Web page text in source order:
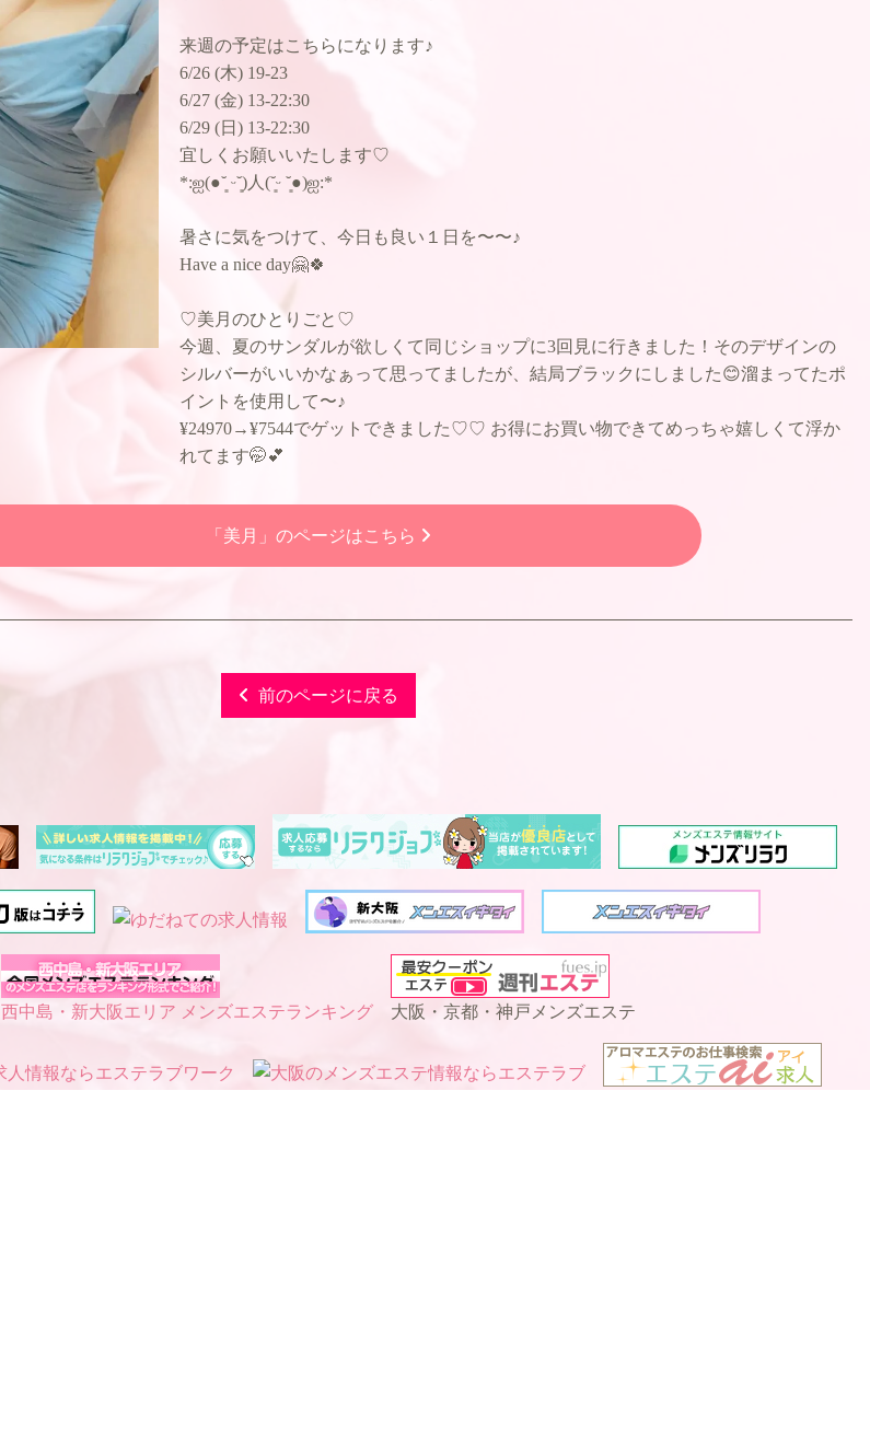
来週の予定はこちらになります♪
6/26 (木) 19-23
6/27 (金) 13-22:30
6/29 (日) 13-22:30
宜しくお願いいたします♡
*:ஐ(●︎˘͈ ᵕ˘͈)人(˘͈ᵕ ˘͈●︎)ஐ:*
暑さに気をつけて、今日も良い１日を〜〜♪
Have a nice day🤗🍀
♡美月のひとりごと♡
今週、夏のサンダルが欲しくて同じショップに3回見に行きました！そのデザインの
シルバーがいいかなぁって思ってましたが、結局ブラックにしました😊溜まってたポ
イントを使用して〜♪
¥24970→¥7544でゲットできました♡♡ お得にお買い物できてめっちゃ嬉しくて浮か
れてます🤭💕
「美月」のページはこちら
前のページに戻る
西中島・新大阪エリア メンズエステランキング 大阪・京都・神戸メンズエステ